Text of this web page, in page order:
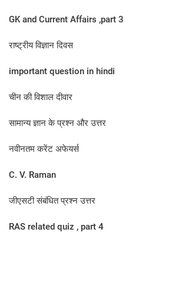
GK and Current Affairs ,part 3
राष्ट्रीय विज्ञान दिवस
important question in hindi
चीन की विशाल दीवार
सामान्य ज्ञान के प्रश्न और उत्तर
नवीनतम करेंट अफेयर्स
C. V. Raman
जीएसटी संबंधित प्रश्न उत्तर
RAS related quiz , part 4